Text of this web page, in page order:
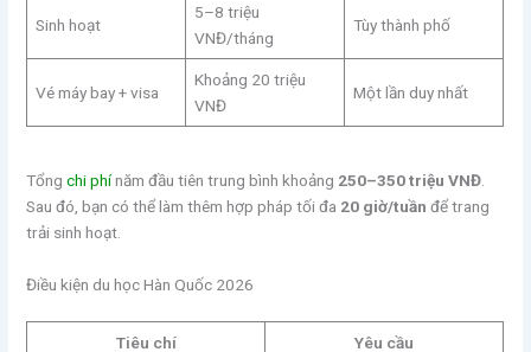
Sinh hoạt
5–8 triệu
VNĐ/tháng
Tùy thành phố
Vé máy bay + visa
Khoảng 20 triệu
VNĐ
Một lần duy nhất
Tổngchi phínăm đầu tiên trung bình khoảng 250–350 triệu VNĐ
Sau đó, bạn có thể làm thêm hợp pháp tối đa 20 giờ/tuần để trang
trải sinh hoạt.
Điều kiện du học Hàn Quốc 2026
Tiêu chí Yêu cầu